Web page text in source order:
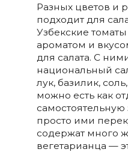
Разных цветов и
подходит для
Узбекские
ароматом и
для салата. С
национальный
лук, базилик,
можно есть как
самостоятельную
просто ими
содержат много
вегетарианца —